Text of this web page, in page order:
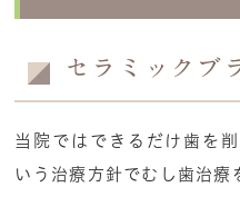
セラミックブ
当院ではできるだけ歯を
いう治療方針でむし歯治療